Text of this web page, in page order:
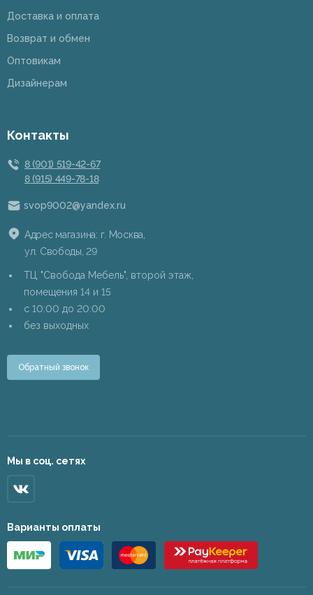
Доставка и оплата
Возврат и обмен
Оптовикам
Дизайнерам
Контакты
8 (901) 519-42-67
8 (915) 449-78-18
svop9002@yandex.ru
Адрес магазина: г. Москва,
ул. Свободы, 29
ТЦ "Свобода Мебель", второй этаж,
помещения 14 и 15
c 10:00 до 20:00
без выходных
Обратный звонок
Мы в соц. сетях
Варианты оплаты